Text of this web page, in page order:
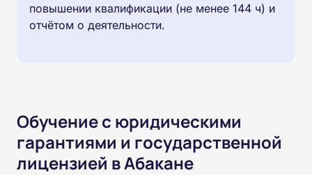
повышении квалификации (не менее 144 ч) и
отчётом о деятельности.
Обучение с юридическими
гарантиями и государственной
лицензией в Абакане